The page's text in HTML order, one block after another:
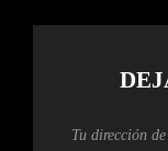
Tu dirección